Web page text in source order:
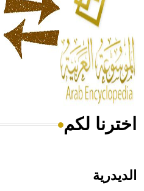
- هل تعلم أن المرجان إفراز
من مادة كربونات الكلسيوم،
أجود أنواعه، ويمتاز بكبر
هل تعلم أن الأبسيد كلمة
اخترنا لكم
الديدرية